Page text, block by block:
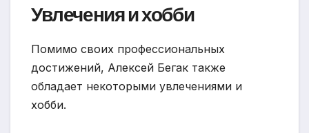
Увлечения и хобби
Помимо своих профессиональных
достижений, Алексей Бегак также
обладает некоторыми увлечениями и
хобби.